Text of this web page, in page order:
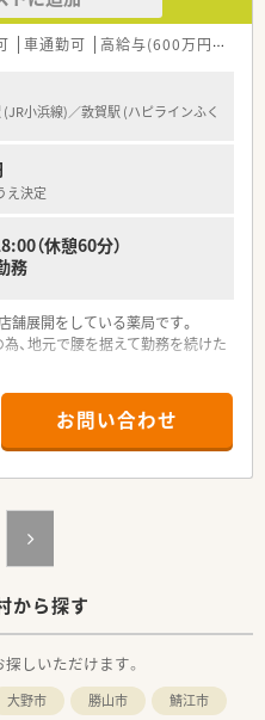
車通勤可 高給与(600万円以上)
小浜線)／敦賀駅 (ハピラインふく
え決定
（休憩60分）
務
舗展開をしている薬局です。
、地元で腰を据えて勤務を続けた
お問い合わせ
から探す
しいただけます。
大野市 勝山市
鯖江市